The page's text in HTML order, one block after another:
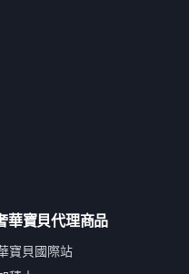
華寶貝代理商品
寶貝國際站